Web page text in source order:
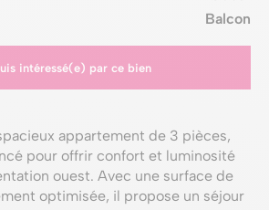
Balcon
intéressé(e) par ce bien
appartement de 3 pièces,
pour offrir confort et luminosité
ouest. Avec une surface de
optimisée, il propose un séjour